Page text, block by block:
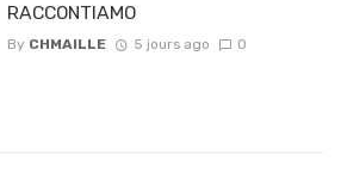
RACCONTIAMO
By CHMAILLE 5 jours ago 0